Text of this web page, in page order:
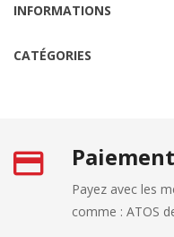
INFORMATIONS
CATÉGORIES
Payez avec les
comme : ATOS